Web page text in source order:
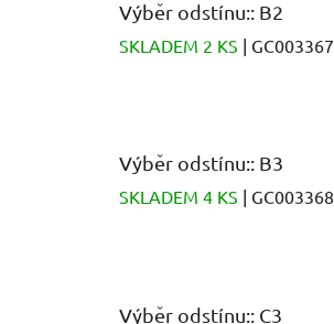
Výběr odstínu:: B2
SKLADEM 2 KS | GC003367
Výběr odstínu:: B3
SKLADEM 4 KS | GC003368
Výběr odstínu:: C3